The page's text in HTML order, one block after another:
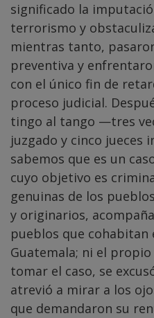
significado la
terrorismo y
mientras tanto,
preventiva y
con el único fin de
proceso judicial.
tingo al tango —tres
juzgado y cinco
sabemos que es un
cuyo objetivo es
genuinas de los
y originarios,
pueblos que
Guatemala; ni el
tomar el caso, se
atrevió a mirar a los
que demandaron su